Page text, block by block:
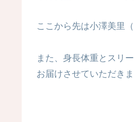
ここから先は小澤美里
また、身長体重とスリ
お届けさせていただきま